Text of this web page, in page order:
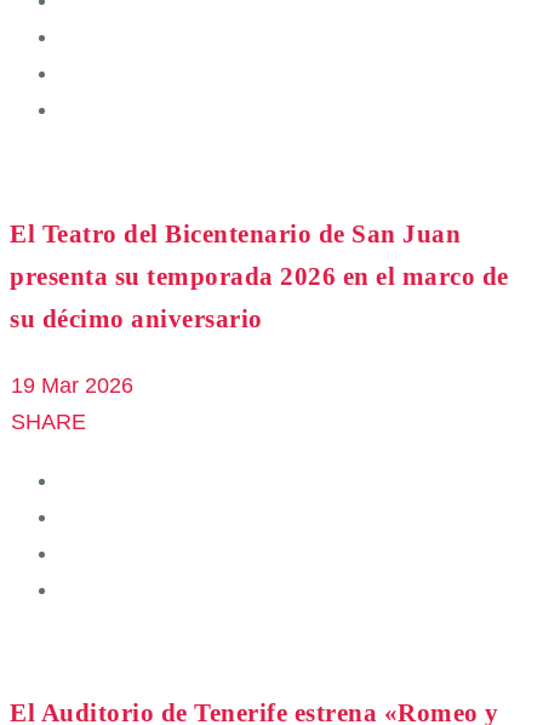
El Teatro del Bicentenario de San Juan
presenta su temporada 2026 en el marco de
su décimo aniversario
19 Mar 2026
SHARE
El Auditorio de Tenerife estrena «Romeo y